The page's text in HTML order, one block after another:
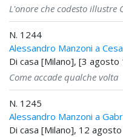
L'onore che codesto illustre
N. 1244
Alessandro Manzoni a
Di casa [Milano], [3 agosto
Come accade qualche volta
N. 1245
Alessandro Manzoni a
Di casa [Milano], 12